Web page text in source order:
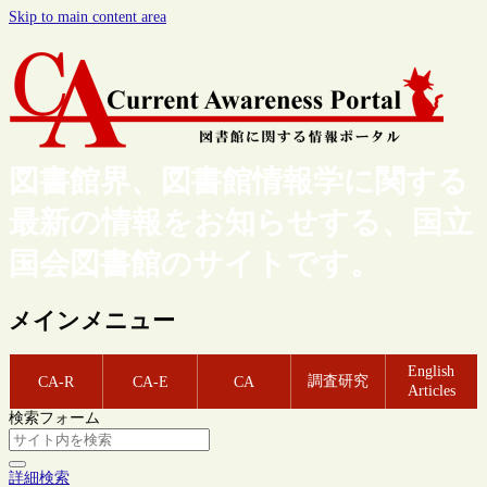
Skip to main content area
図書館界、図書館情報学に関する
最新の情報をお知らせする、国立
国会図書館のサイトです。
メインメニュー
CA-R CA-E CA 調査研究
English
Articles
検索フォーム
詳細検索